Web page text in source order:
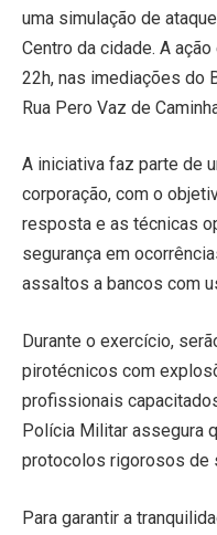
uma simulação de
Centro da cidade. A
22h, nas imediações do
Rua Pero Vaz de
A iniciativa faz parte de
corporação, com o
resposta e as técnicas
segurança em
assaltos a bancos com
Durante o exercício,
pirotécnicos com
profissionais
Polícia Militar assegura
protocolos rigorosos de
Para garantir a